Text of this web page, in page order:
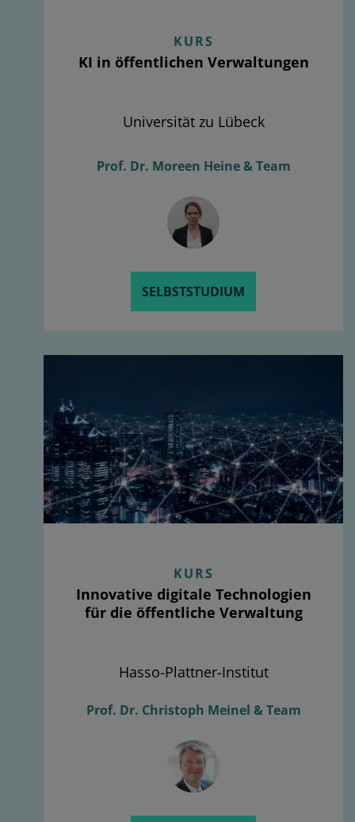
KURS
KI in öffentlichen Verwaltungen
Universität zu Lübeck
Prof. Dr. Moreen Heine & Team
SELBSTSTUDIUM
KURS
Innovative digitale Technologien
für die öffentliche Verwaltung
Hasso-Plattner-Institut
Prof. Dr. Christoph Meinel & Team